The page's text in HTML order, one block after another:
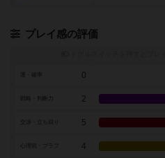
プレイ感の評価
0
戦略・判断力 2
5
4